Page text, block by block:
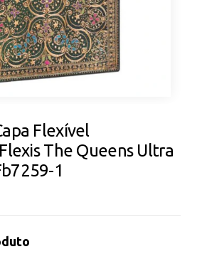
Flexível
The Queens Ultra
1